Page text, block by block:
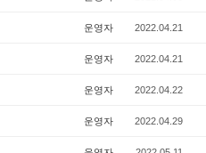
운영자 2022.04.21
운영자 2022.04.21
운영자 2022.04.22
운영자 2022.04.29